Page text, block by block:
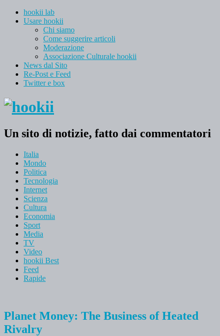
hookii lab
Usare hookii
Chi siamo
Come suggerire articoli
Moderazione
Associazione Culturale hookii
News dal Sito
Re-Post e Feed
Twitter e box
Un sito di notizie, fatto dai commentatori
Italia
Mondo
Politica
Tecnologia
Internet
Scienza
Cultura
Economia
Sport
Media
TV
Video
hookii Best
Feed
Rapide
Planet Money: The Business of Heated
Rivalry